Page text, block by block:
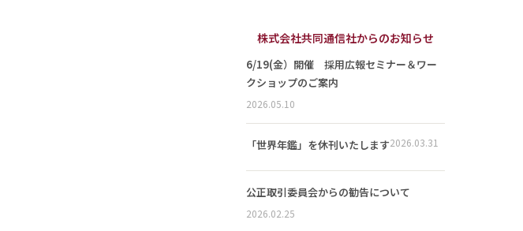
株式会社共同通信社からのお知らせ
6/19(金）開催 採用広報セミナー＆ワー
クショップのご案内
2026.05.10
「世界年鑑」を休刊いたします2026.03.31
公正取引委員会からの勧告について
2026.02.25